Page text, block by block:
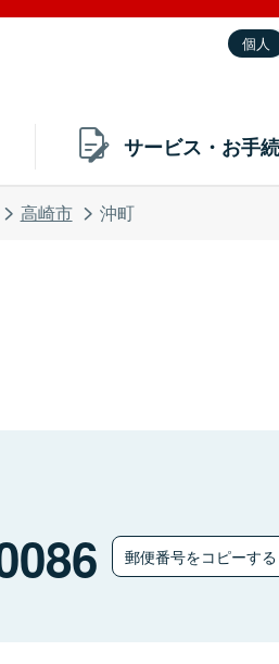
個人
サービス・お手
高崎市 沖町
郵便番号をコピーする